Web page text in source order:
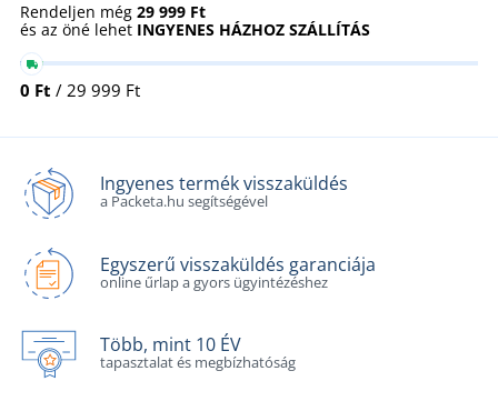
Rendeljen még 29 999 Ft
és az öné lehet INGYENES HÁZHOZ SZÁLLÍTÁS
0 Ft / 29 999 Ft
Ingyenes termék visszaküldés
a Packeta.hu segítségével
Egyszerű visszaküldés garanciája
online űrlap a gyors ügyintézéshez
Több, mint 10 ÉV
tapasztalat és megbízhatóság